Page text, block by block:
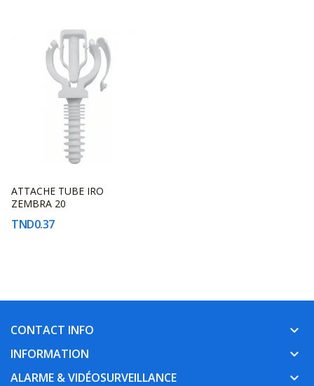
FABRICANT
ATTACHE TUBE IRO
ZEMBRA 20
TND0.37
CONTACT INFO keyboard_arrow_down
INFORMATION keyboard_arrow_down
ALARME & VIDÉOSURVEILLANCE keyboard_arrow_down